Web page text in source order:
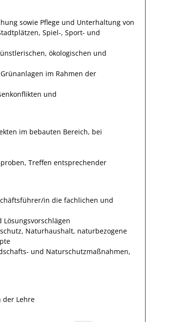
sowie Pflege und Unterhaltung von
Spiel-, Sport- und
ökologischen und
im Rahmen der
und
im bebauten Bereich, bei
Treffen entsprechender
in die fachlichen und
Naturhaushalt, naturbezogene
und Naturschutzmaßnahmen,
der Lehre